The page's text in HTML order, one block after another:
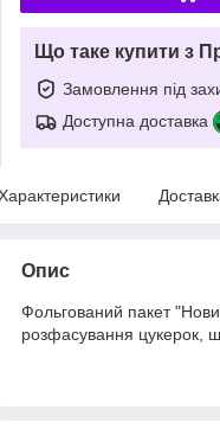
Що таке купити з
Замовлення під
Доступна доставка
Опис
Фольгований пакет
розфасування цукерок,